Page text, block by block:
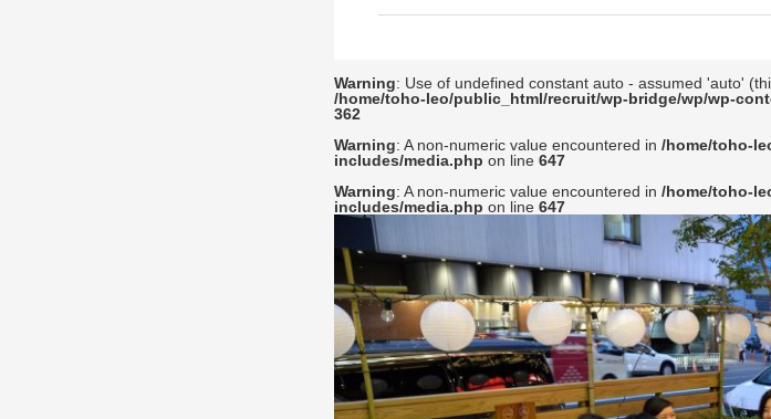
Warning: Use of undefined constant auto - assumed 'auto'
/home/toho-leo/public_html/recruit/wp-bridge/wp/wp-
362
Warning: A non-numeric value encountered in /home/toho-
includes/media.php on line 647
Warning: A non-numeric value encountered in /home/toho-
includes/media.php on line 647